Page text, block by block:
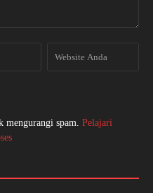
mengurangi spam. Pelajari